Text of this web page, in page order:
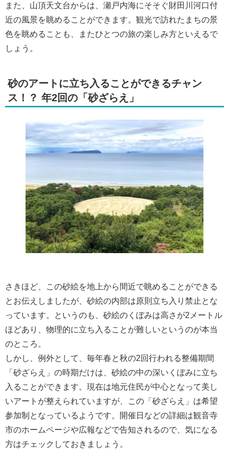
また、山頂天文台からは、瀬戸内海にそそぐ財田川河口付
近の風景を眺めることができます。観光で訪れたまちの景
色を眺めることも、またひとつの旅の楽しみ方といえるで
しょう。
砂のアートに立ち入ることができるチャン
ス！？ 年2回の「砂ざらえ」
さきほど、この砂絵を地上から間近で眺めることができる
とお伝えしましたが、砂絵の内部は原則立ち入り禁止とな
っています。というのも、砂絵のくぼみは高さが2メートル
ほどあり、物理的に立ち入ることが難しいというのが本当
のところ。
しかし、例外として、毎年春と秋の2回行われる整備期間
「砂ざらえ」の時期だけは、砂絵の中の深いくぼみに立ち
入ることができます。現在は地元住民が中心となって美し
いアートが整えられていますが、この「砂ざらえ」は希望
参加制となっているようです。開催日などの詳細は観音寺
市のホームページや広報などで告知されるので、気になる
方はチェックしておきましょう。